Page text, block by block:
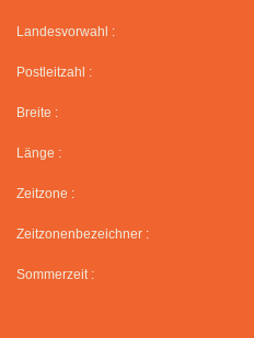
Landesvorwahl :
Postleitzahl :
Breite :
Länge :
Zeitzone :
Zeitzonenbezeichner :
Sommerzeit :